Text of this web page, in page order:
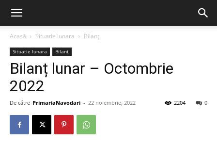
Acasă Situatie lunara Bilanț
Situatie lunara Bilanț
Bilanț lunar – Octombrie
2022
De către PrimariaNavodari - 22 noiembrie, 2022 0
2204